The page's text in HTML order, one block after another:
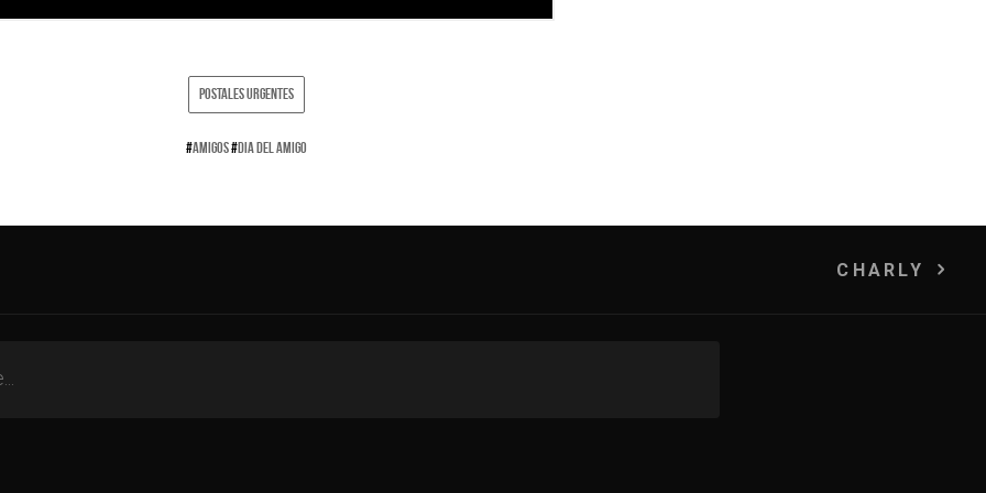
POSTALES URGENTES
#AMIGOS#DIA DEL AMIGO
CHARLY